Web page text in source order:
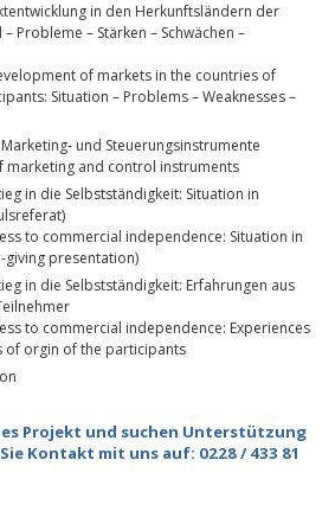
in den Herkunftsländern der
Probleme – Stärken – Schwächen –
of markets in the countries of
Situation – Problems – Weaknesses –
und Steuerungsinstrumente
marketing and control instruments
in die Selbstständigkeit: Situation in
to commercial independence: Situation in
giving presentation)
in die Selbstständigkeit: Erfahrungen aus
to commercial independence: Experiences
of orgin of the participants
Projekt und suchen Unterstützung
Kontakt mit uns auf: 0228 / 433 81